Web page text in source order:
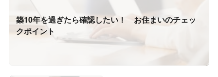
築10年を過ぎたら確認したい！ お住まいのチェッ
クポイント